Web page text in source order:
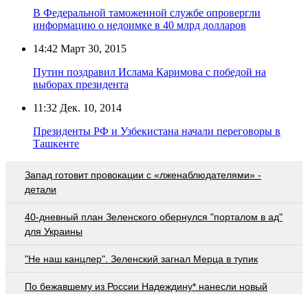
В Федеральной таможенной службе опровергли
информацию о недоимке в 40 млрд долларов
14:42 Март 30, 2015
Путин поздравил Ислама Каримова с победой на
выборах президента
11:32 Дек. 10, 2014
Президенты РФ и Узбекистана начали переговоры в
Ташкенте
Запад готовит провокации с «лженаблюдателями» -
детали
40-дневный план Зеленского обернулся "порталом в ад"
для Украины
"Не наш канцлер". Зеленский загнал Мерца в тупик
По бежавшему из России Надеждину* нанесли новый